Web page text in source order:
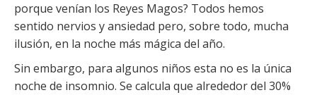
porque venían los Reyes Magos? Todos hemos
sentido nervios y ansiedad pero, sobre todo, mucha
ilusión, en la noche más mágica del año.
Sin embargo, para algunos niños esta no es la única
noche de insomnio. Se calcula que alrededor del 30%